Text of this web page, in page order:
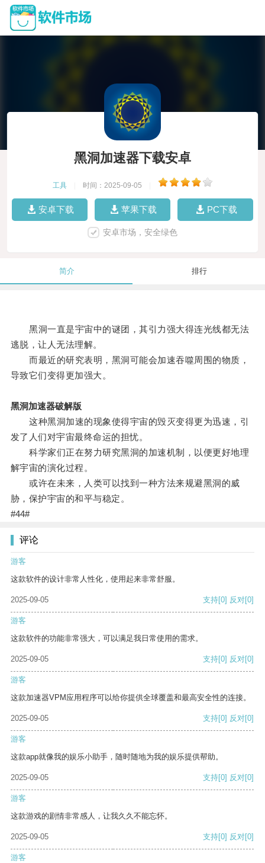
黑洞加速器下载安卓
工具 时间：2025-09-05
安卓下载 苹果下载 PC下载
安卓市场，安全绿色
简介 排行
黑洞一直是宇宙中的谜团，其引力强大得连光线都无法
逃脱，让人无法理解。
而最近的研究表明，黑洞可能会加速吞噬周围的物质，
导致它们变得更加强大。
黑洞加速器破解版
这种黑洞加速的现象使得宇宙的毁灭变得更为迅速，引
发了人们对宇宙最终命运的担忧。
科学家们正在努力研究黑洞的加速机制，以便更好地理
解宇宙的演化过程。
或许在未来，人类可以找到一种方法来规避黑洞的威
胁，保护宇宙的和平与稳定。
#44#
评论
游客
这款软件的设计非常人性化，使用起来非常舒服。
2025-09-05 支持[0] 反对[0]
游客
这款软件的功能非常强大，可以满足我日常使用的需求。
2025-09-05 支持[0] 反对[0]
游客
这款加速器VPM应用程序可以给你提供全球覆盖和最高安全性的连接。
2025-09-05 支持[0] 反对[0]
游客
这款app就像我的娱乐小助手，随时随地为我的娱乐提供帮助。
2025-09-05 支持[0] 反对[0]
游客
这款游戏的剧情非常感人，让我久久不能忘怀。
2025-09-05 支持[0] 反对[0]
游客